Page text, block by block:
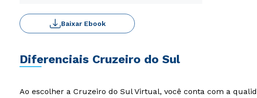
Baixar Ebook
Diferenciais Cruzeiro do Sul
Ao escolher a Cruzeiro do Sul Virtual, você conta com a